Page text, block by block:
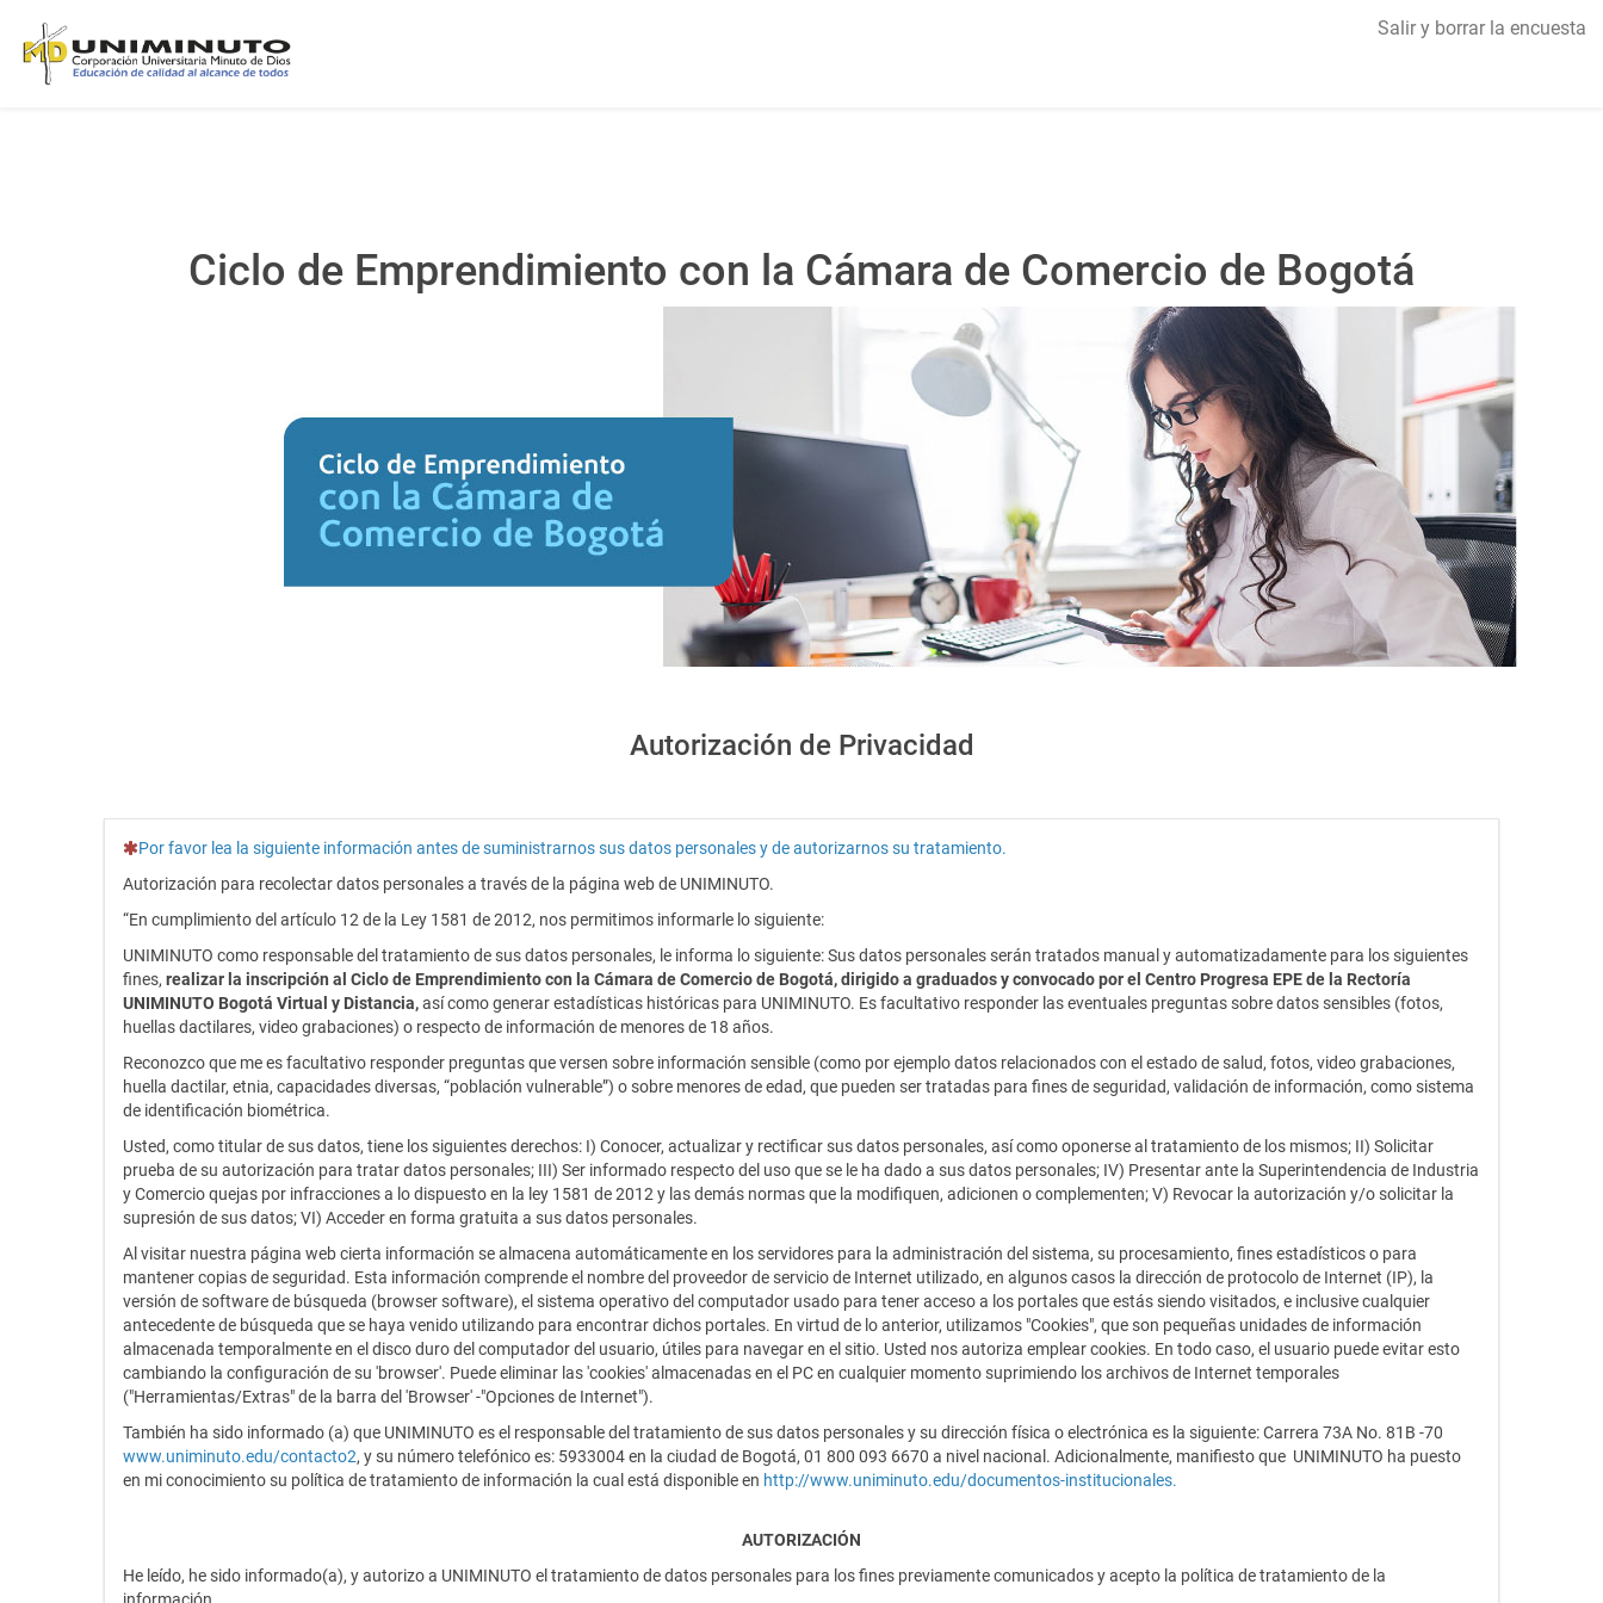
Salir y borrar la encuesta
Ciclo de Emprendimiento con la Cámara de Comercio de Bogotá
Autorización de Privacidad
(Esta pregunta es obligatoria)
Por favor lea la siguiente información antes de suministrarnos sus datos personales y de autorizarnos su tratamiento.
Autorización para recolectar datos personales a través de la página web de UNIMINUTO.
“En cumplimiento del artículo 12 de la Ley 1581 de 2012, nos permitimos informarle lo siguiente:
UNIMINUTO como responsable del tratamiento de sus datos personales, le informa lo siguiente: Sus datos personales serán tratados manual y automatizadamente para los siguientes
fines, realizar la inscripción al Ciclo de Emprendimiento con la Cámara de Comercio de Bogotá, dirigido a graduados y convocado por el Centro Progresa EPE de la Rectoría
UNIMINUTO Bogotá Virtual y Distancia,así como generar estadísticas históricas para UNIMINUTO. Es facultativo responder las eventuales preguntas sobre datos sensibles (fotos,
huellas dactilares, video grabaciones) o respecto de información de menores de 18 años.
Reconozco que me es facultativo responder preguntas que versen sobre información sensible (como por ejemplo datos relacionados con el estado de salud, fotos, video grabaciones,
huella dactilar, etnia, capacidades diversas, “población vulnerable”) o sobre menores de edad, que pueden ser tratadas para fines de seguridad, validación de información, como sistema
de identificación biométrica.
Usted, como titular de sus datos, tiene los siguientes derechos: I) Conocer, actualizar y rectificar sus datos personales, así como oponerse al tratamiento de los mismos; II) Solicitar
prueba de su autorización para tratar datos personales; III) Ser informado respecto del uso que se le ha dado a sus datos personales; IV) Presentar ante la Superintendencia de Industria
y Comercio quejas por infracciones a lo dispuesto en la ley 1581 de 2012 y las demás normas que la modifiquen, adicionen o complementen; V) Revocar la autorización y/o solicitar la
supresión de sus datos; VI) Acceder en forma gratuita a sus datos personales.
Al visitar nuestra página web cierta información se almacena automáticamente en los servidores para la administración del sistema, su procesamiento, fines estadísticos o para
mantener copias de seguridad. Esta información comprende el nombre del proveedor de servicio de Internet utilizado, en algunos casos la dirección de protocolo de Internet (IP), la
versión de software de búsqueda (browser software), el sistema operativo del computador usado para tener acceso a los portales que estás siendo visitados, e inclusive cualquier
antecedente de búsqueda que se haya venido utilizando para encontrar dichos portales. En virtud de lo anterior, utilizamos "Cookies", que son pequeñas unidades de información
almacenada temporalmente en el disco duro del computador del usuario, útiles para navegar en el sitio. Usted nos autoriza emplear cookies. En todo caso, el usuario puede evitar esto
cambiando la configuración de su 'browser'. Puede eliminar las 'cookies' almacenadas en el PC en cualquier momento suprimiendo los archivos de Internet temporales
("Herramientas/Extras" de la barra del 'Browser' -"Opciones de Internet").
También ha sido informado (a) que UNIMINUTO es el responsable del tratamiento de sus datos personales y su dirección física o electrónica es la siguiente: Carrera 73A No. 81B -70
www.uniminuto.edu/contacto2, y su número telefónico es: 5933004 en la ciudad de Bogotá, 01 800 093 6670 a nivel nacional. Adicionalmente, manifiesto que UNIMINUTO ha puesto
en mi conocimiento su política de tratamiento de información la cual está disponible en http://www.uniminuto.edu/documentos-institucionales.
AUTORIZACIÓN
He leído, he sido informado(a), y autorizo a UNIMINUTO el tratamiento de datos personales para los fines previamente comunicados y acepto la política de tratamiento de la